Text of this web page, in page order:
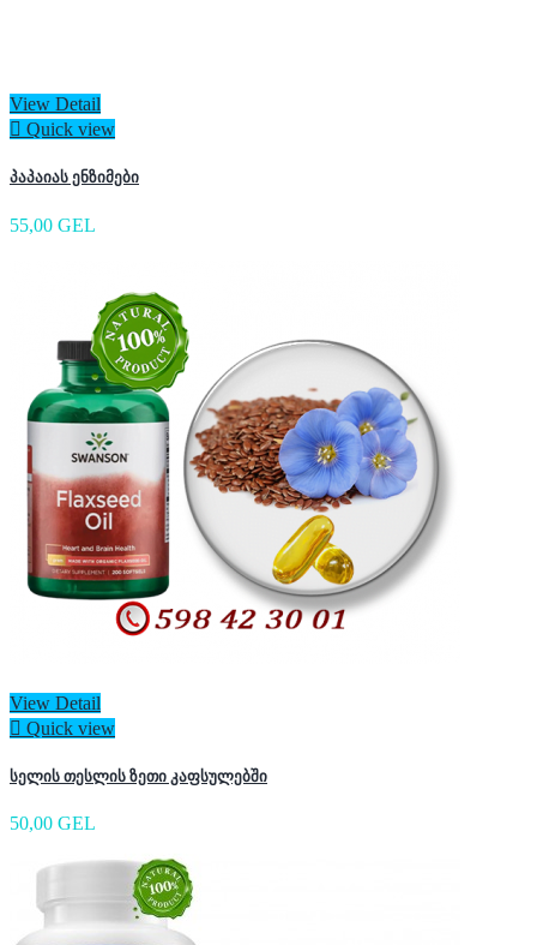
View Detail
 Quick view
პაპაიას ენზიმები
55,00 GEL
View Detail
 Quick view
სელის თესლის ზეთი კაფსულებში
50,00 GEL